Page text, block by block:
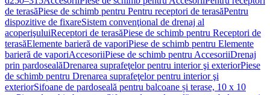
de terasăPiese de schimb pentru Pentru receptori de terasăPentru
dispozitive de fixareSistem convenţional de drenaj al
acoperişuluiReceptori de terasăPiese de schimb pentru Receptori de
terasăElemente barieră de vaporiPiese de schimb pentru Elemente
barieră de vaporiAccesoriiPiese de schimb pentru AccesoriiDrenaj
prin pardosealăDrenarea suprafeţelor pentru interior şi exteriorPiese
de schimb pentru Drenarea suprafeţelor pentru interior şi
exteriorSifoane de pardoseală pentru balcoane și terase, 10 x 10